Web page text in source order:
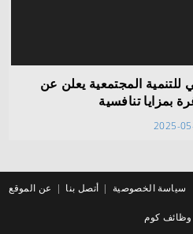
للتنمية المجتمعية يعلن عن
بمزايا تنافسية
2025-
سياسة الخصوصية أتصل بنا عن الموقع